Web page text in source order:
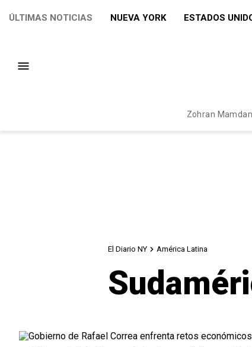
ÚLTIMAS NOTICIAS NUEVA YORK ESTADOS
Zohran
El Diario NY América Latina